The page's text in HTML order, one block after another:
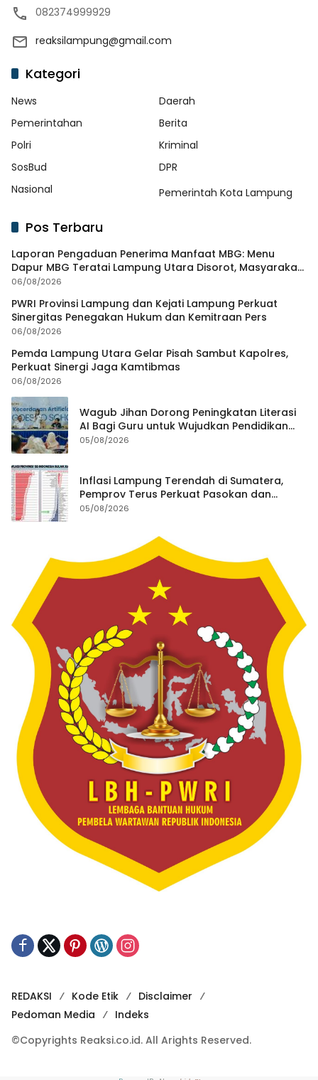
082374999929
reaksilampung@gmail.com
Kategori
News
Daerah
Pemerintahan
Berita
Polri
Kriminal
SosBud
DPR
Nasional
Pemerintah Kota Lampung
Pos Terbaru
Laporan Pengaduan Penerima Manfaat MBG: Menu
Dapur MBG Teratai Lampung Utara Disorot, Masyarakat
Minta Satgas Lakukan Investigasi
06/08/2026
PWRI Provinsi Lampung dan Kejati Lampung Perkuat
Sinergitas Penegakan Hukum dan Kemitraan Pers
06/08/2026
Pemda Lampung Utara Gelar Pisah Sambut Kapolres,
Perkuat Sinergi Jaga Kamtibmas
06/08/2026
Wagub Jihan Dorong Peningkatan Literasi
AI Bagi Guru untuk Wujudkan Pendidikan
Berkualitas
05/08/2026
Inflasi Lampung Terendah di Sumatera,
Pemprov Terus Perkuat Pasokan dan
Distribusi Pangan
05/08/2026
REDAKSI Kode Etik
Disclaimer
Pedoman Media
Indeks
©Copyrights Reaksi.co.id. All Arights Reserved.